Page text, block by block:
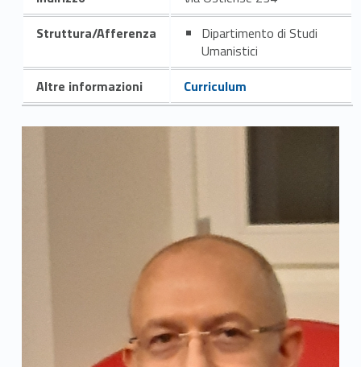
Struttura/Afferenza
Dipartimento di Studi
Umanistici
Altre informazioni
Curriculum